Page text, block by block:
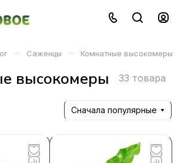
– Саженцы – Комнатные высокомеры
высокомеры 33 товара
Сначала популярные